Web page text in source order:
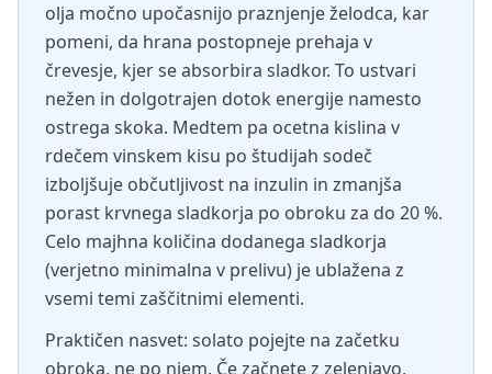
olja močno upočasnijo praznjenje želodca, kar
pomeni, da hrana postopneje prehaja v
črevesje, kjer se absorbira sladkor. To ustvari
nežen in dolgotrajen dotok energije namesto
ostrega skoka. Medtem pa ocetna kislina v
rdečem vinskem kisu po študijah sodeč
izboljšuje občutljivost na inzulin in zmanjša
porast krvnega sladkorja po obroku za do 20 %.
Celo majhna količina dodanega sladkorja
(verjetno minimalna v prelivu) je ublažena z
vsemi temi zaščitnimi elementi.
Praktičen nasvet: solato pojejte na začetku
obroka, ne po njem. Če začnete z zelenjavo,